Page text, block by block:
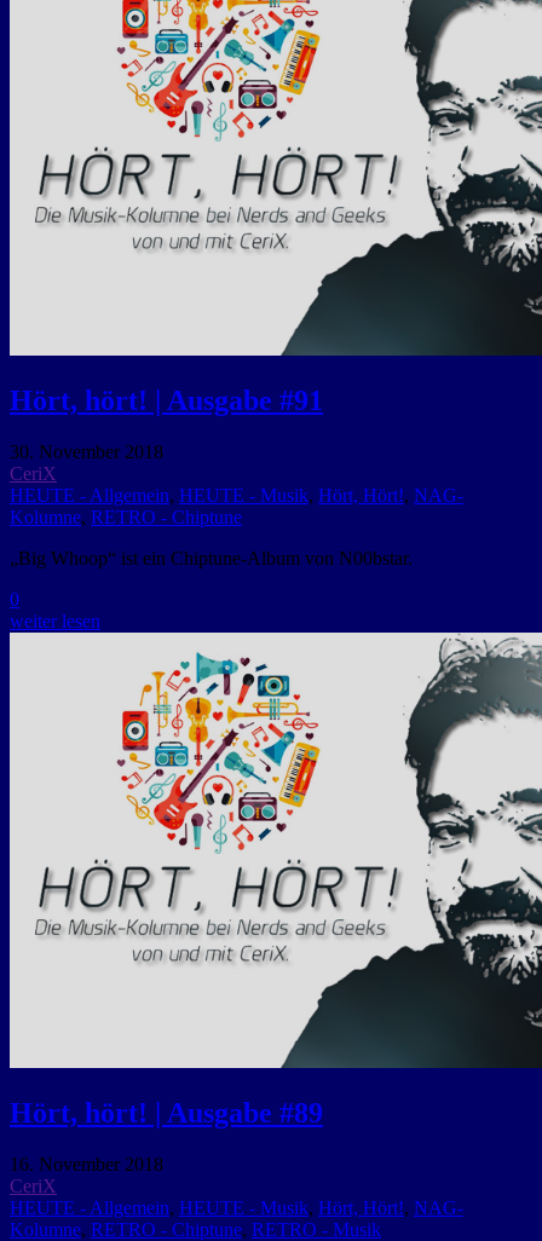
Hört, hört! | Ausgabe #91
30. November 2018
CeriX
HEUTE - Allgemein, HEUTE - Musik, Hört, Hört!, NAG-
Kolumne, RETRO - Chiptune
„Big Whoop“ ist ein Chiptune-Album von N00bstar.
0
weiter lesen
Hört, hört! | Ausgabe #89
16. November 2018
CeriX
HEUTE - Allgemein, HEUTE - Musik, Hört, Hört!, NAG-
Kolumne, RETRO - Chiptune, RETRO - Musik